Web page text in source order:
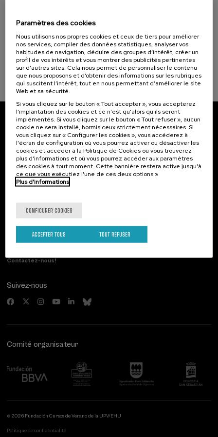
Donostia Kultura (1)
Objectifs de développement durable
y neonatal
20 h. Espagnol Basque .
...
À PARTIR DE 22 €
Dernières
places
Gratuit
Date
passée
Liste
d'attente
Période
d'inscription
terminée
Abonnez-vous à notre bulletin
Inscrivez-vous pour être le premier à recevoir les
actualités de l'UIK.
S'abonner
Contact
Paseo de Miraconcha, 48
20007 Donostia / San Sebastián
Gipuzkoa, Spain
Contactez-nous!
Suivez-nous
Comité organisateur
© 2026 Fundación Cursos de Verano de la UPV/EHU
Politique de confidentialité
Paramètres des cookies
Nous utilisons nos propres cookies et ceux de tiers pour améliorer
nos services, compiler des données statistiques, analyser vos
habitudes de navigation, déduire des groupes d’intérêt, créer un
profil de vos intérêts et vous montrer des publicités pertinentes
sur d’autres sites. Cela nous permet de personnaliser le contenu
que nous proposons et d’obtenir des informations sur les rubriques
qui suscitent l’intérêt, tout en nous permettant d’améliorer le site
Web et sa sécurité.
Si vous cliquez sur le bouton « Tout accepter », vous accepterez
l'implantation des cookies et ce n'est qu'alors qu'ils seront
implémentés. Si vous cliquez sur le bouton « Tout refuser », aucun
cookie ne sera installé, hormis ceux strictement nécessaires. Si
vous cliquez sur « Configurer les cookies », vous accéderez à
l'écran de configuration où vous pourrez activer ou désactiver les
cookies et accéder à la Politique de Cookies où vous trouverez
plus d'informations et où vous pourrez accéder aux paramètres
des cookies à tout moment. Cette bannière restera active jusqu'à
ce que vous exécutiez l'une de ces deux options »
Plus d'informations
CONFIGURER COOKIES
TOUT REFUSER
ACCEPTER TOUS